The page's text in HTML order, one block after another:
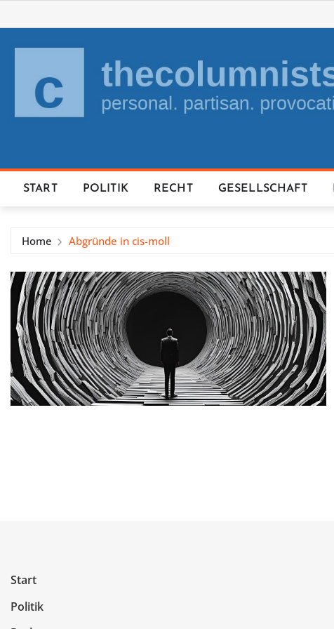
to
content
START POLITIK RECHT GESELLSCHAFT
Home Abgründe in cis-moll
Start
Politik